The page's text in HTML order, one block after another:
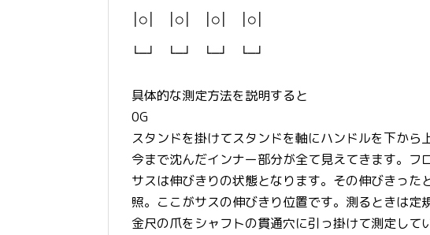
│○│ │○│ │○│ │○│
└─┘ └─┘ └─┘ └─┘
具体的な測定方法を説明すると
0G
スタンドを掛けてスタンドを軸にハンドルを下から
今まで沈んだインナー部分が全て見えてきます。フ
サスは伸びきりの状態となります。その伸びきっ
照。ここがサスの伸びきり位置です。測るときは定
金尺の爪をシャフトの貫通穴に引っ掛けて測定して